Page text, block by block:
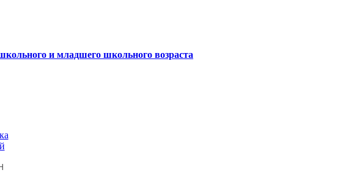
и младшего школьного возраста